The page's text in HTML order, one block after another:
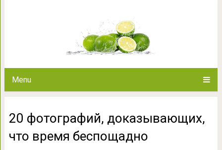
Menu
20 фотографий, доказывающих,
что время беспощадно